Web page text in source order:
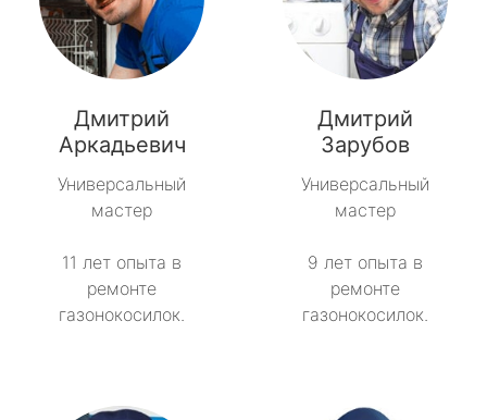
Дмитрий
Аркадьевич
Универсальный
мастер
11 лет опыта в
ремонте
газонокосилок.
Дмитрий
Зарубов
Универсальный
мастер
9 лет опыта в
ремонте
газонокосилок.